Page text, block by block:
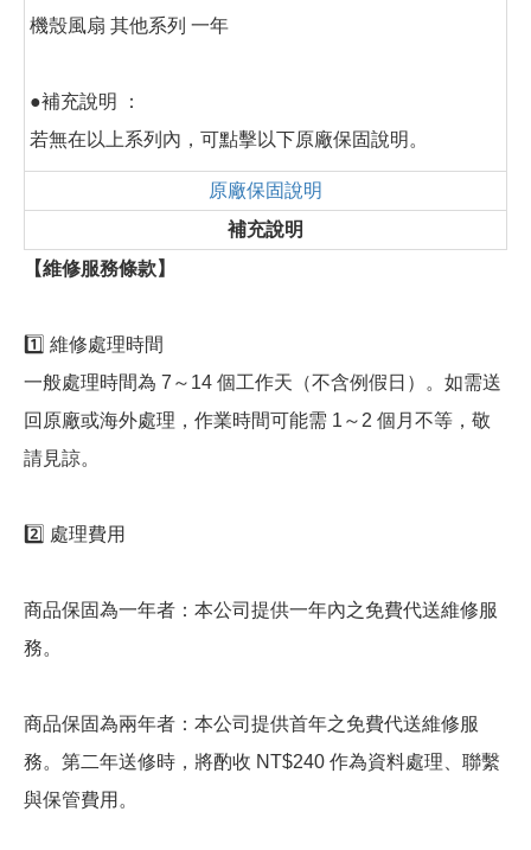
機殼風扇 其他系列 一年
●補充說明 ：
若無在以上系列內，可點擊以下原廠保固說明。
原廠保固說明
補充說明
【維修服務條款】
1️⃣ 維修處理時間
一般處理時間為 7～14 個工作天（不含例假日）。如需送
回原廠或海外處理，作業時間可能需 1～2 個月不等，敬
請見諒。
2️⃣ 處理費用
商品保固為一年者：本公司提供一年內之免費代送維修服
務。
商品保固為兩年者：本公司提供首年之免費代送維修服
務。第二年送修時，將酌收 NT$240 作為資料處理、聯繫
與保管費用。